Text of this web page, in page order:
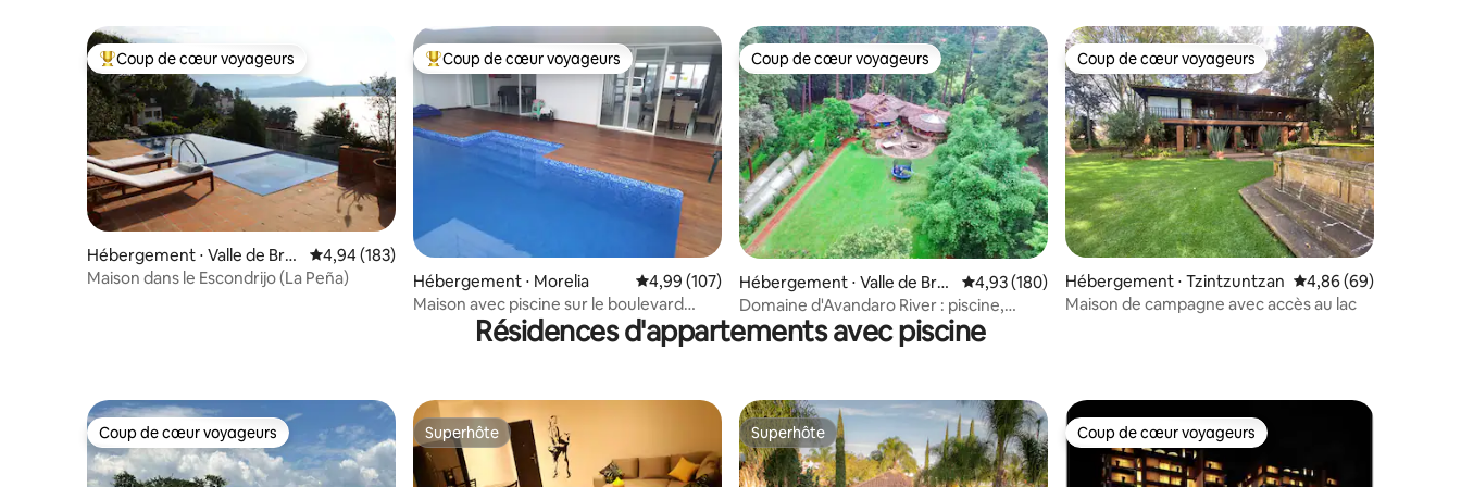
Coups de cœur voyageurs les plus appréciés
Coup de cœur voyageurs
Hébergement ⋅ Valle de Bra
vo
Évaluation moyenne sur la base de 183 commentaires : 4,94 sur 5
4,94 (183)
Maison dans le Escondrijo (La Peña)
Coups de cœur voyageurs les plus appréciés
Coup de cœur voyageurs
Hébergement ⋅ Morelia Évaluation moyenne sur la base de 107 commentaires : 4,99 sur 5
4,99 (107)
Maison avec piscine sur le boulevard
García de León
Coup de cœur voyageurs
Coup de cœur voyageurs
Hébergement ⋅ Valle de Bra
vo
Évaluation moyenne sur la base de 180 commentaires : 4,93 sur 5
4,93 (180)
Domaine d'Avandaro River : piscine,
cuisine, sentiers forestiers !
Coup de cœur voyageurs
Coup de cœur voyageurs
Hébergement ⋅ Tzintzuntzan Évaluation moyenne
4,86 (69)
Maison de campagne avec accès au lac
Résidences d'appartements avec piscine
Coup de cœur voyageurs
Coup de cœur voyageurs Superhôte
Superhôte Superhôte
Superhôte Coup de cœur voyageurs
Coup de cœur voyageurs